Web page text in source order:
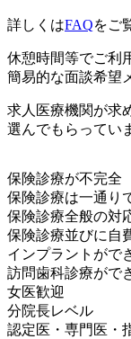
詳しくはFAQをご
休憩時間等でご利
簡易的な面談希望
求人医療機関が求
選んでもらってい
保険診療が不完全
保険診療は一通り
保険診療全般の対
保険診療並びに自
インプラントがで
訪問歯科診療がで
女医歓迎
分院長レベル
認定医・専門医・